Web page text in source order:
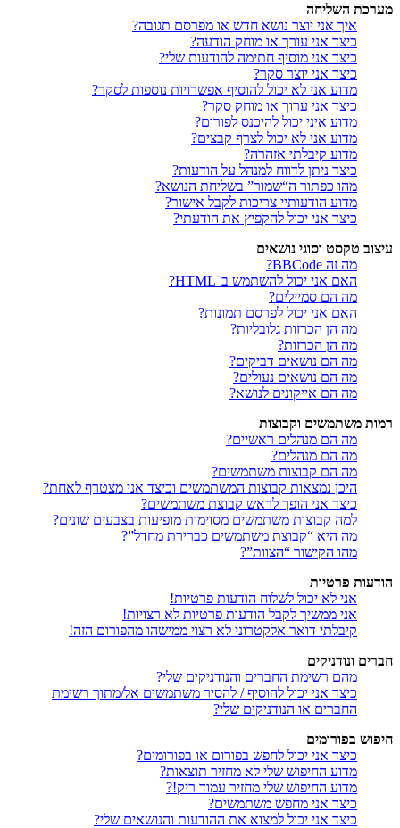
מערכת השליחה
איך אני יוצר נושא חדש או מפרסם תגובה?
כיצד אני עורך או מוחק הודעה?
כיצד אני מוסיף חתימה להודעות שלי?
כיצד אני יוצר סקר?
מדוע אני לא יכול להוסיף אפשרויות נוספות לסקר?
כיצד אני ערוך או מוחק סקר?
מדוע איני יכול להיכנס לפורום?
מדוע אני לא יכול לצרף קבצים?
מדוע קיבלתי אזהרה?
כיצד ניתן לדווח למנהל על הודעות?
מהו כפתור ה“שמור” בשליחת הנושא?
מדוע הודעותיי צריכות לקבל אישור?
כיצד אני יכול להקפיץ את הודעתי?
עיצוב טקסט וסוגי נושאים
מה זה BBCode?
האם אני יכול להשתמש ב־HTML?
מה הם סמיילים?
האם אני יכול לפרסם תמונות?
מה הן הכרזות גלובליות?
מה הן הכרזות?
מה הם נושאים דביקים?
מה הם נושאים נעולים?
מה הם אייקונים לנושא?
רמות משתמשים וקבוצות
מה הם מנהלים ראשיים?
מה הם מנהלים?
מה הם קבוצות משתמשים?
היכן נמצאות קבוצות המשתמשים וכיצד אני מצטרף לאחת?
כיצד אני הופך לראש קבוצת משתמשים?
למה קבוצות משתמשים מסוימות מופיעות בצבעים שונים?
מה היא “קבוצת משתמשים כברירת מחדל”?
מהו הקישור “הצוות”?
הודעות פרטיות
אני לא יכול לשלוח הודעות פרטיות!
אני ממשיך לקבל הודעות פרטיות לא רצויות!
קיבלתי דואר אלקטרוני לא רצוי ממישהו מהפורום הזה!
חברים ונודניקים
מהם רשימת החברים והנודניקים שלי?
כיצד אני יכול להוסיף / להסיר משתמשים אל/מתוך רשימת
החברים או הנודניקים שלי?
חיפוש בפורומים
כיצד אני יכול לחפש בפורום או בפורומים?
מדוע החיפוש שלי לא מחזיר תוצאות?
מדוע החיפוש שלי מחזיר עמוד ריק!?
כיצד אני מחפש משתמשים?
כיצד אני יכול למצוא את ההודעות והנושאים שלי?